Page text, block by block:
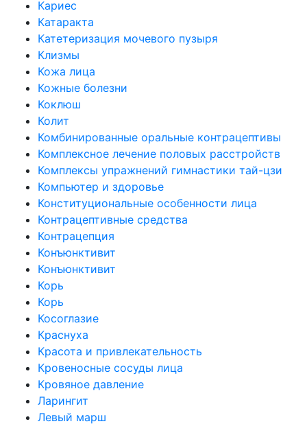
Кариес
Катаракта
Катетеризация мочевого пузыря
Клизмы
Кожа лица
Кожные болезни
Коклюш
Колит
Комбинированные оральные контрацептивы
Комплексное лечение половых расстройств
Комплексы упражнений гимнастики тай-цзи
Компьютер и здоровье
Конституциональные особенности лица
Контрацептивные средства
Контрацепция
Конъюнктивит
Конъюнктивит
Корь
Корь
Косоглазие
Краснуха
Красота и привлекательность
Кровеносные сосуды лица
Кровяное давление
Ларингит
Левый марш